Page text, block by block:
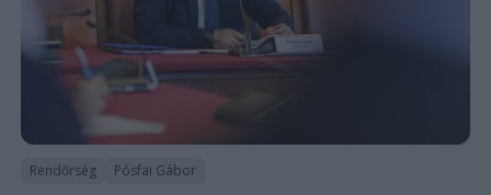
Rendőrség Pósfai Gábor